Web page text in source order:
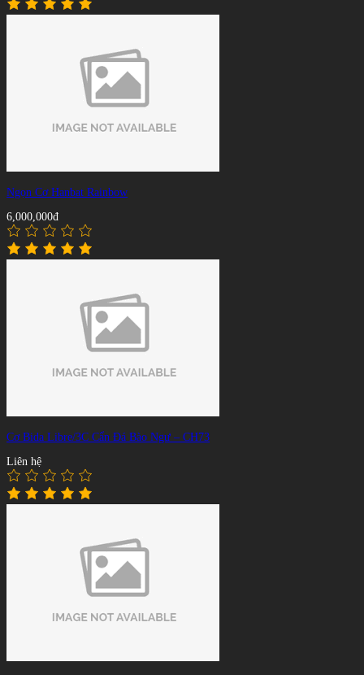
Ngọn Cơ Hanbat Rainbow
6,000,000đ
Cơ Bida Libre/3C Cẩn Đá Bào Ngư – CH73
Liên hệ